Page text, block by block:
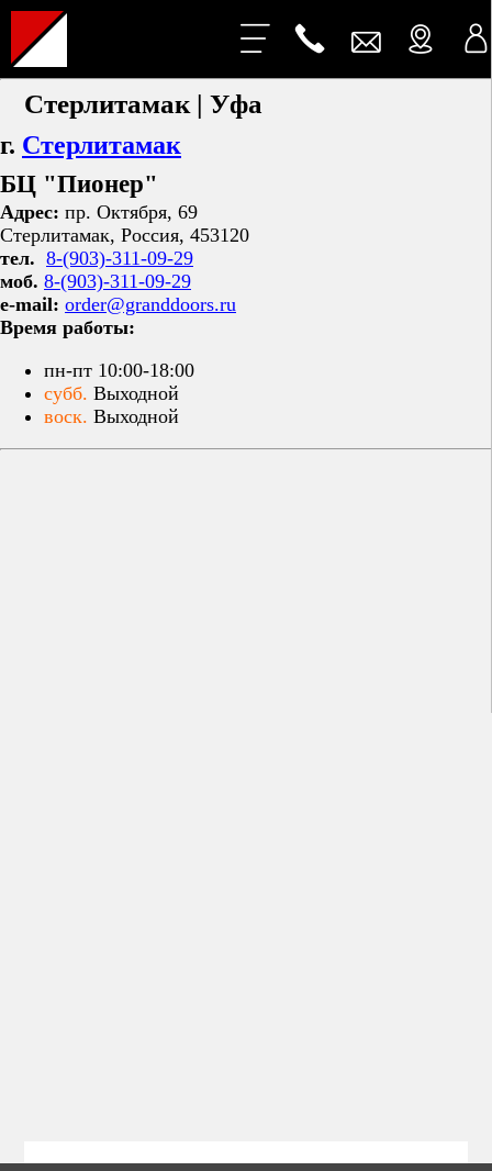
Стерлитамак | Уфа
г. Стерлитамак
БЦ "Пионер"
Адрес: пр. Октября, 69
Стерлитамак, Россия, 453120
тел. 8-(903)-311-09-29
моб. 8-(903)-311-09-29
e-mail: order@granddoors.ru
Время работы:
пн-пт 10:00-18:00
субб. Выходной
воск. Выходной